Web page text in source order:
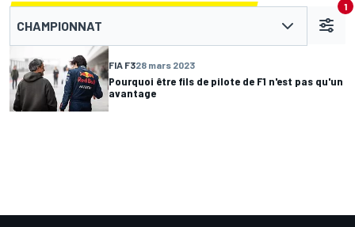
CHAMPIONNAT
1
FIA F328 mars 2023
Pourquoi être fils de pilote de F1 n'est pas qu'un
avantage